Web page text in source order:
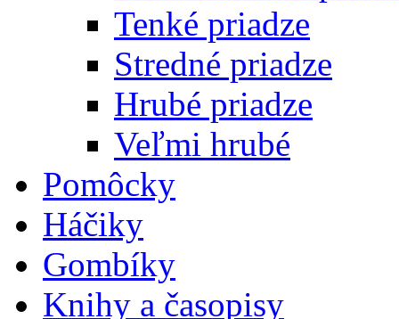
Tenké priadze
Stredné priadze
Hrubé priadze
Veľmi hrubé
Pomôcky
Háčiky
Gombíky
Knihy a časopisy